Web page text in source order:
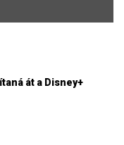
át a Disney+